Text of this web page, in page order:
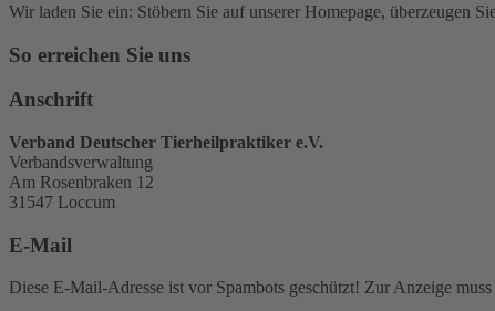
Wir laden Sie ein: Stöbern Sie auf unserer Homepage, überzeugen
So erreichen Sie uns
Anschrift
Verband Deutscher Tierheilpraktiker e.V.
Verbandsverwaltung
Am Rosenbraken 12
31547 Loccum
E-Mail
Diese E-Mail-Adresse ist vor Spambots geschützt! Zur Anzeige